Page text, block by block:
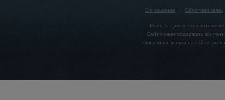
Соглашение | Обратная связь
Flado.ru - доска бесплатных
Сайт может содержать
Оплачивая услуги на сайте, вы